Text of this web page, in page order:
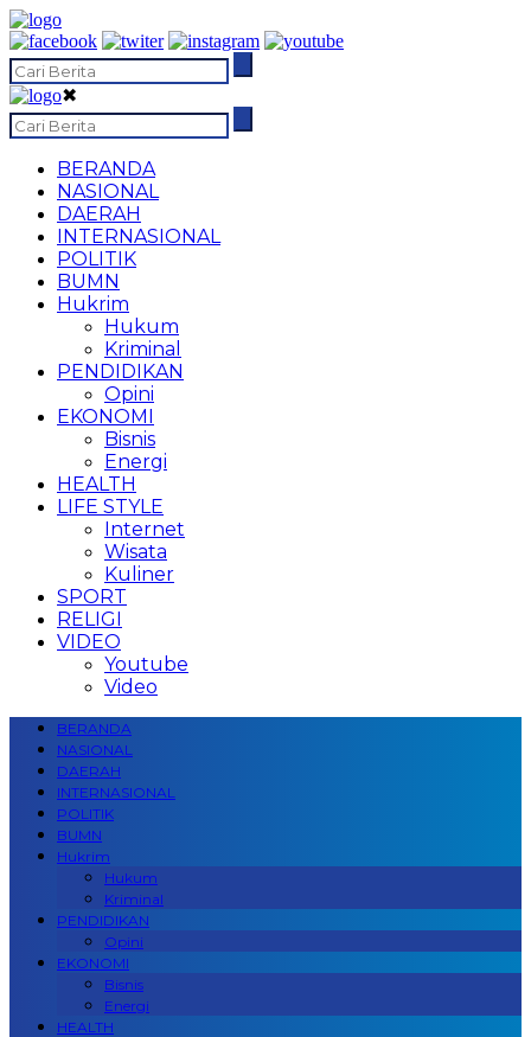
✖
BERANDA
NASIONAL
DAERAH
INTERNASIONAL
POLITIK
BUMN
Hukrim
Hukum
Kriminal
PENDIDIKAN
Opini
EKONOMI
Bisnis
Energi
HEALTH
LIFE STYLE
Internet
Wisata
Kuliner
SPORT
RELIGI
VIDEO
Youtube
Video
BERANDA
NASIONAL
DAERAH
INTERNASIONAL
POLITIK
BUMN
Hukrim
Hukum
Kriminal
PENDIDIKAN
Opini
EKONOMI
Bisnis
Energi
HEALTH